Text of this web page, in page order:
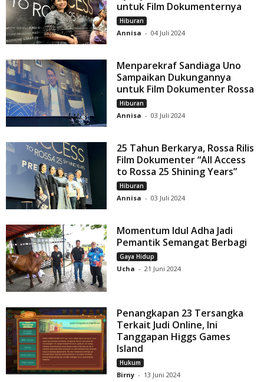
untuk Film Dokumenternya
Hiburan
Annisa - 04 Juli 2024
Menparekraf Sandiaga Uno
Sampaikan Dukungannya
untuk Film Dokumenter Rossa
Hiburan
Annisa - 03 Juli 2024
25 Tahun Berkarya, Rossa Rilis
Film Dokumenter “All Access
to Rossa 25 Shining Years”
Hiburan
Annisa - 03 Juli 2024
Momentum Idul Adha Jadi
Pemantik Semangat Berbagi
Gaya Hidup
Ucha - 21 Juni 2024
Penangkapan 23 Tersangka
Terkait Judi Online, Ini
Tanggapan Higgs Games
Island
Hukum
Birny - 13 Juni 2024